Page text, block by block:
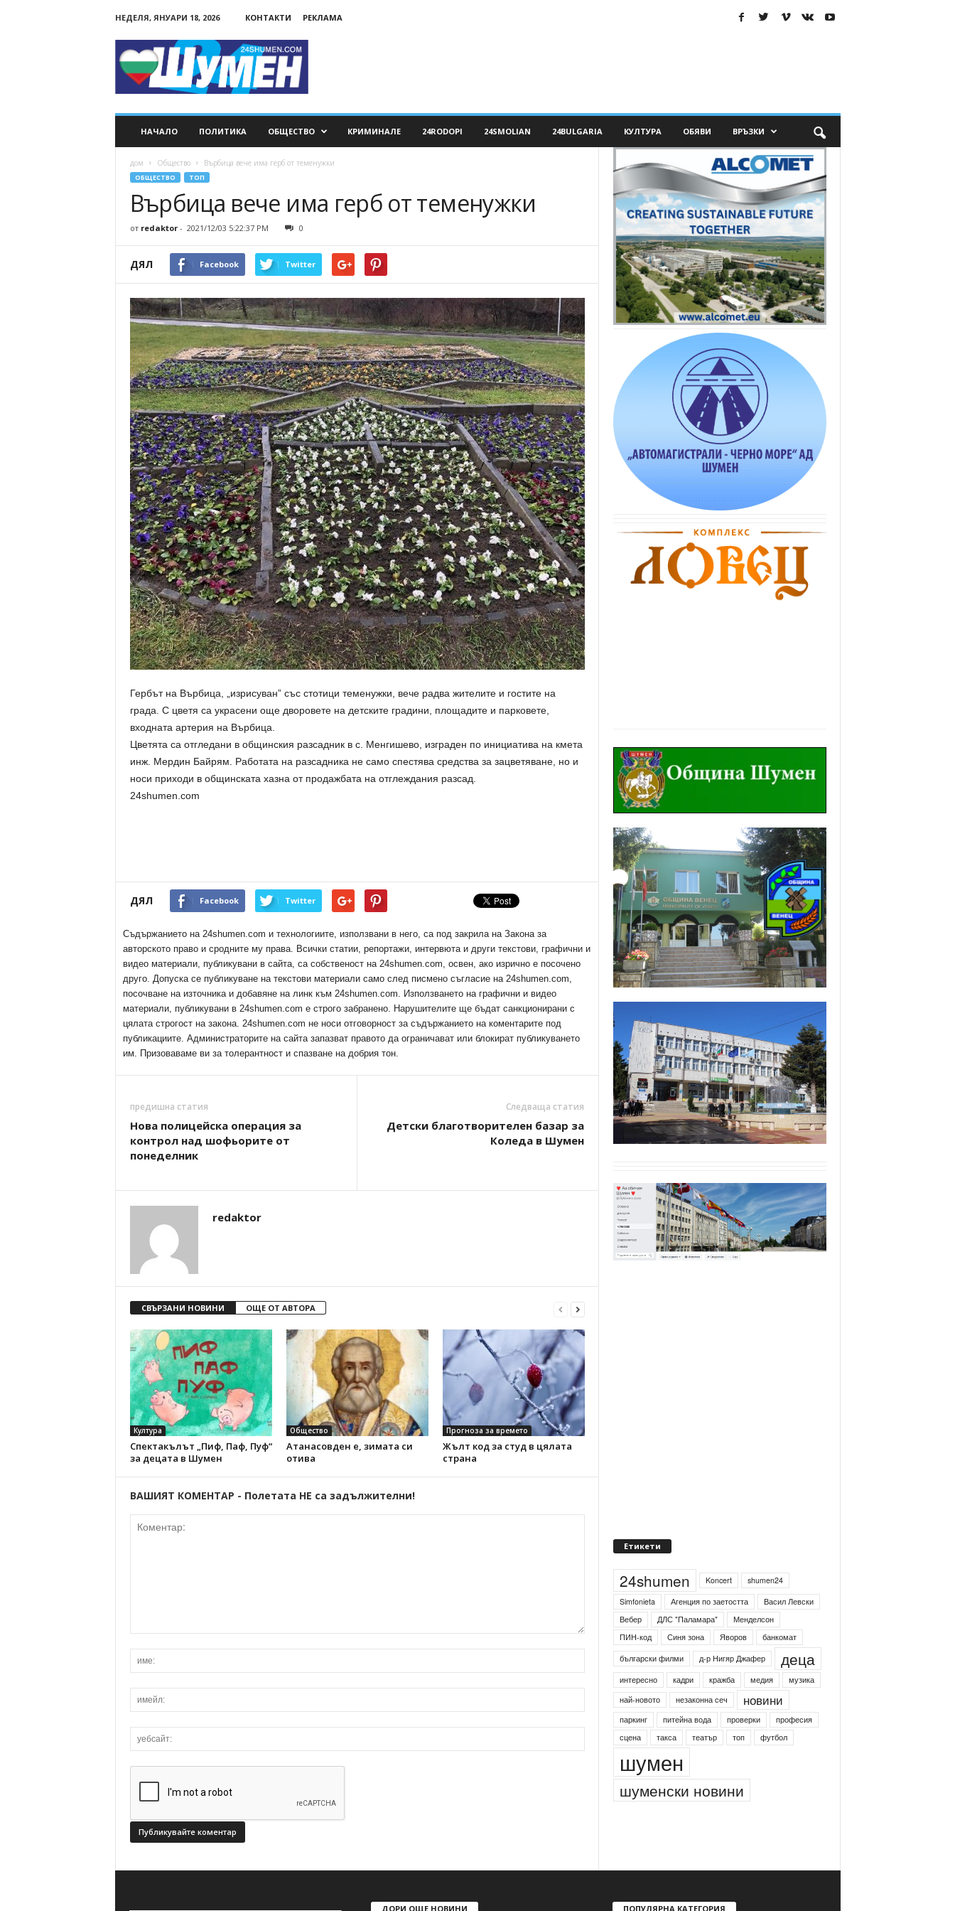
НЕДЕЛЯ, ЯНУАРИ 18, 2026 КОНТАКТИ РЕКЛАМА
НАЧАЛО ПОЛИТИКА ОБЩЕСТВО КРИМИНАЛЕ 24RODOPI 24SMOLIAN 24BULGARIA КУЛТУРА ОБЯВИ ВРЪЗКИ
дом Общество Върбица вече има герб от теменужки
ОБЩЕСТВО ТОП
Върбица вече има герб от теменужки
от redaktor- 2021/12/03 5:22:37 PM 0
ДЯЛ Facebook Twitter
Гербът на Върбица, „изрисуван” със стотици теменужки, вече радва жителите и гостите на
града. С цветя са украсени още дворовете на детските градини, площадите и парковете,
входната артерия на Върбица.
Цветята са отгледани в общинския разсадник в с. Менгишево, изграден по инициатива на кмета
инж. Мердин Байрям. Работата на разсадника не само спестява средства за зацветяване, но и
носи приходи в общинската хазна от продажбата на отглеждания разсад.
24shumen.com
ДЯЛ Facebook Twitter
Съдържанието на 24shumen.com и технологиите, използвани в него, са под закрила на Закона за
авторското право и сродните му права. Всички статии, репортажи, интервюта и други текстови, графични и
видео материали, публикувани в сайта, са собственост на 24shumen.com, освен, ако изрично е посочено
друго. Допуска се публикуване на текстови материали само след писмено съгласие на 24shumen.com,
посочване на източника и добавяне на линк към 24shumen.com. Използването на графични и видео
материали, публикувани в 24shumen.com е строго забранено. Нарушителите ще бъдат санкционирани с
цялата строгост на закона. 24shumen.com не носи отговорност за съдържанието на коментарите под
публикациите. Администраторите на сайта запазват правото да ограничават или блокират публикуването
им. Призоваваме ви за толерантност и спазване на добрия тон.
предишна статия
Нова полицейска операция за
контрол над шофьорите от
понеделник
Следваща статия
Детски благотворителен базар за
Коледа в Шумен
redaktor
СВЪРЗАНИ НОВИНИ ОЩЕ ОТ АВТОРА
Култура
Спектакълът „Пиф, Паф, Пуф“
за децата в Шумен
Общество
Атанасовден е, зимата си
отива
Прогноза за времето
Жълт код за студ в цялата
страна
ВАШИЯТ КОМЕНТАР - Полетата НЕ са задължителни!
Етикети
24shumen Koncert
shumen24
Simfonieta
Агенция по заетостта
Васил Левски
Вебер
ДЛС "Паламара"
Менделсон
ПИН-код
Синя зона Яворов
банкомат
български филми
д-р Нигяр Джафер деца
интересно кадри кражба медия
музика
най-новото
незаконна сеч новини
паркинг питейна вода проверки
професия
сцена
такса театър топ футбол
шумен
шуменски новини
ДОРИ ОЩЕ НОВИНИ ПОПУЛЯРНА КАТЕГОРИЯ